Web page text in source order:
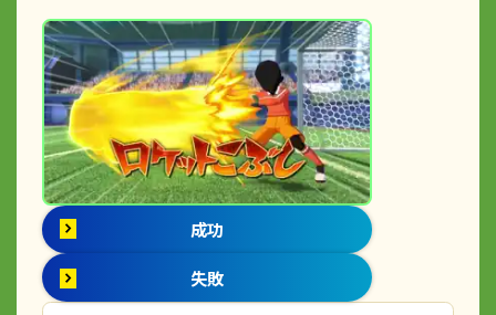
成功
失敗